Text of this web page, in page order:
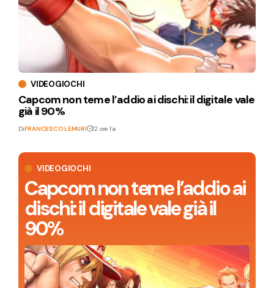
VIDEOGIOCHI
Capcom non teme l’addio ai
dischi: il digitale vale già il
90%
VIDEOGIOCHI
Capcom non teme l’addio ai dischi: il digitale vale
già il 90%
DiFRANCESCO LEMURI 12 ore fa